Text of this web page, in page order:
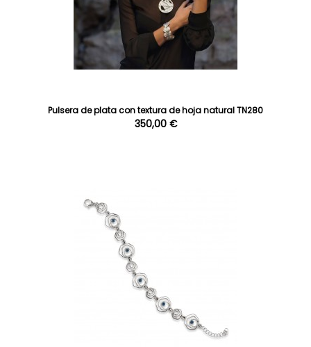
Pulsera de plata con textura de hoja natural TN280
350,00 €